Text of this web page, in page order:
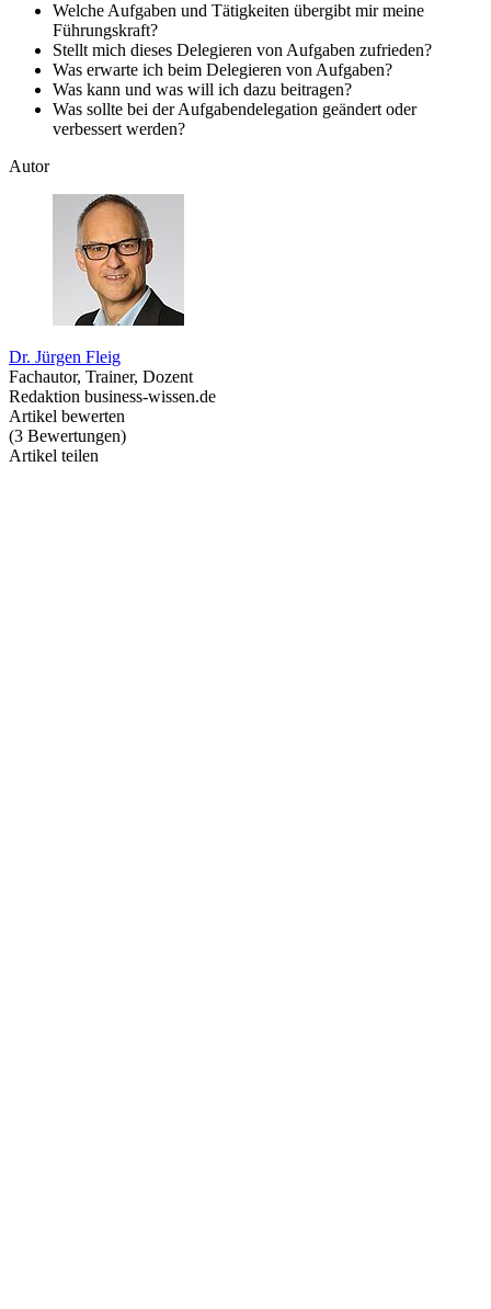
Welche Aufgaben und Tätigkeiten übergibt mir meine
Führungskraft?
Stellt mich dieses Delegieren von Aufgaben zufrieden?
Was erwarte ich beim Delegieren von Aufgaben?
Was kann und was will ich dazu beitragen?
Was sollte bei der Aufgabendelegation geändert oder
verbessert werden?
Autor
Dr. Jürgen Fleig
Fachautor, Trainer, Dozent
Redaktion business-wissen.de
Artikel bewerten
(3 Bewertungen)
Artikel teilen